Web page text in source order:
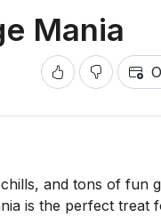
Mania
and tons of fun
is the perfect